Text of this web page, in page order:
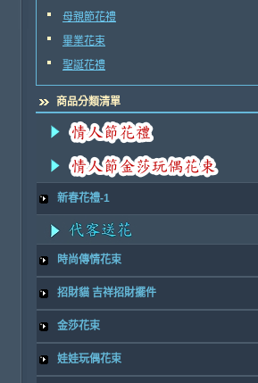
母親節花禮
畢業花束
聖誕花禮
商品分類清單
新春花禮-1
時尚傳情花束
招財貓 吉祥招財擺件
金莎花束
娃娃玩偶花束